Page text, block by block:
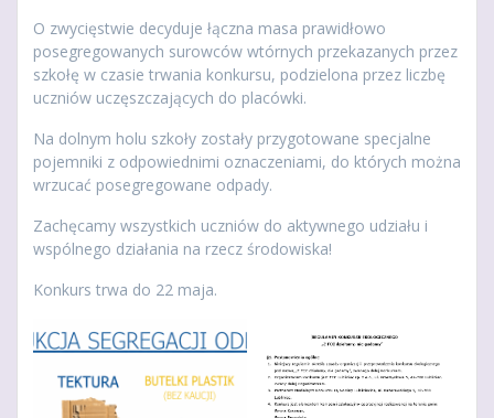
O zwycięstwie decyduje łączna masa prawidłowo
posegregowanych surowców wtórnych przekazanych przez
szkołę w czasie trwania konkursu, podzielona przez liczbę
uczniów uczęszczających do placówki.
Na dolnym holu szkoły zostały przygotowane specjalne
pojemniki z odpowiednimi oznaczeniami, do których można
wrzucać posegregowane odpady.
Zachęcamy wszystkich uczniów do aktywnego udziału i
wspólnego działania na rzecz środowiska!
Konkurs trwa do 22 maja.